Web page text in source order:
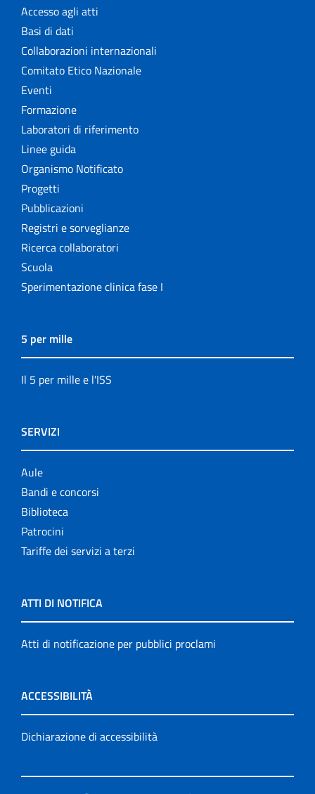
Accesso agli atti
Basi di dati
Collaborazioni internazionali
Comitato Etico Nazionale
Eventi
Formazione
Laboratori di riferimento
Linee guida
Organismo Notificato
Progetti
Pubblicazioni
Registri e sorveglianze
Ricerca collaboratori
Scuola
Sperimentazione clinica fase I
5 per mille
Il 5 per mille e l'ISS
SERVIZI
Aule
Bandi e concorsi
Biblioteca
Patrocini
Tariffe dei servizi a terzi
ATTI DI NOTIFICA
Atti di notificazione per pubblici proclami
ACCESSIBILITÀ
Dichiarazione di accessibilità